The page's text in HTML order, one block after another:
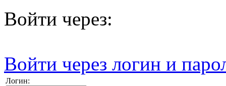
Войти через:
Войти через логин и
Логин: